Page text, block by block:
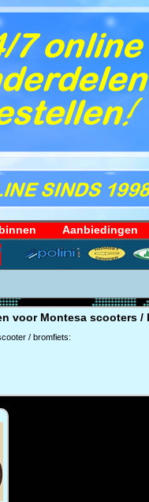
Aanbiedingen
voor Montesa scooters /
/ bromfiets: